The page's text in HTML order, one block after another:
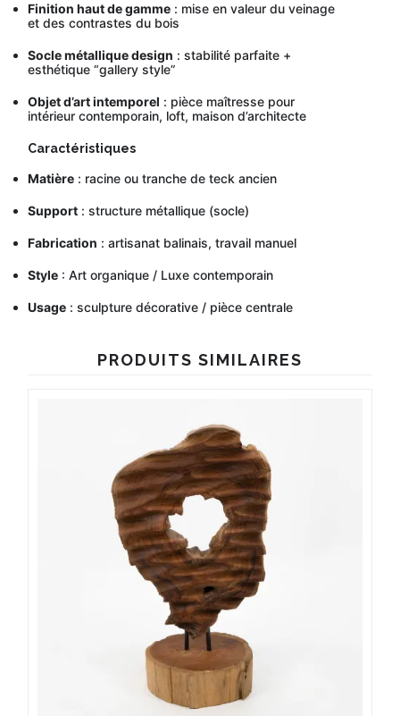
Finition haut de gamme : mise en valeur du veinage
et des contrastes du bois
Socle métallique design : stabilité parfaite +
esthétique “gallery style”
Objet d’art intemporel : pièce maîtresse pour
intérieur contemporain, loft, maison d’architecte
Caractéristiques
Matière : racine ou tranche de teck ancien
Support : structure métallique (socle)
Fabrication : artisanat balinais, travail manuel
Style : Art organique / Luxe contemporain
Usage : sculpture décorative / pièce centrale
PRODUITS SIMILAIRES